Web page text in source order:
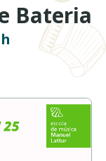
Bateria